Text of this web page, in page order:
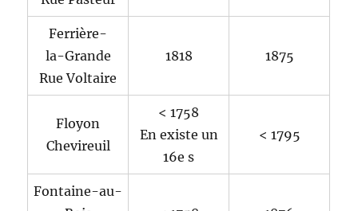
Ferrière-
la-Grande
Rue Voltaire
1818 1875
Floyon
Chevireuil
< 1758
En existe un
16e s
< 1795
Fontaine-au-